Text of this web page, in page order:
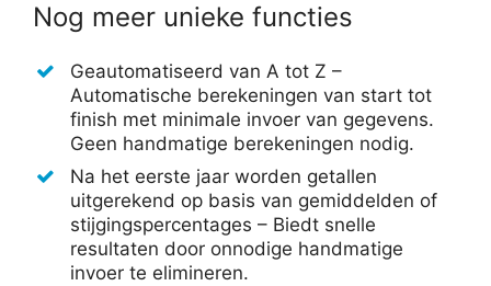
Nog meer unieke functies
Geautomatiseerd van A tot Z –
Automatische berekeningen van start tot
finish met minimale invoer van gegevens.
Geen handmatige berekeningen nodig.
Na het eerste jaar worden getallen
uitgerekend op basis van gemiddelden of
stijgingspercentages – Biedt snelle
resultaten door onnodige handmatige
invoer te elimineren.